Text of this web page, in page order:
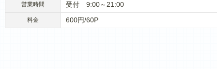
営業時間 受付 9:00～21:00
料金 600円/60P